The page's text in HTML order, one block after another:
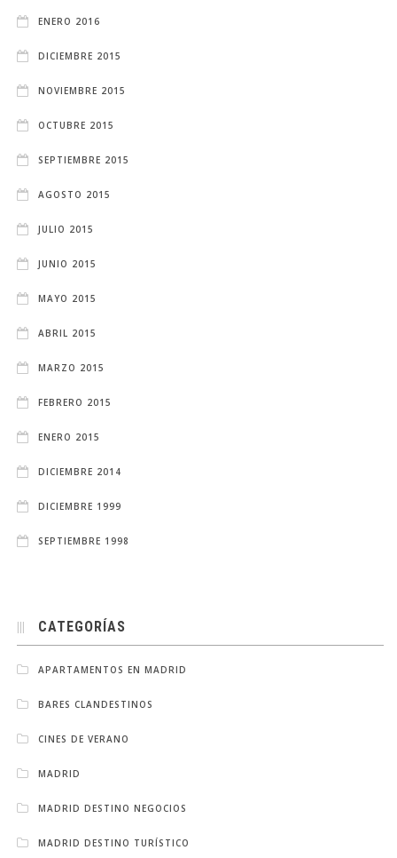
ENERO 2016
DICIEMBRE 2015
NOVIEMBRE 2015
OCTUBRE 2015
SEPTIEMBRE 2015
AGOSTO 2015
JULIO 2015
JUNIO 2015
MAYO 2015
ABRIL 2015
MARZO 2015
FEBRERO 2015
ENERO 2015
DICIEMBRE 2014
DICIEMBRE 1999
SEPTIEMBRE 1998
CATEGORÍAS
APARTAMENTOS EN MADRID
BARES CLANDESTINOS
CINES DE VERANO
MADRID
MADRID DESTINO NEGOCIOS
MADRID DESTINO TURÍSTICO